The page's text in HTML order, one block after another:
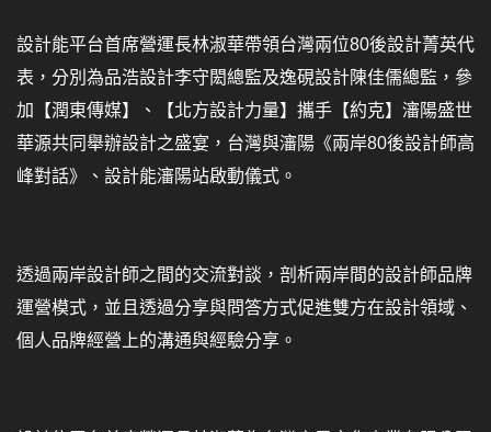
設計能平台首席營運長林淑華帶領台灣兩位80後設計菁英代
表，分別為品浩設計李守閎總監及逸硯設計陳佳儒總監，參
加【潤東傳媒】、【北方設計力量】攜手【約克】瀋陽盛世
華源共同舉辦設計之盛宴，台灣與瀋陽《兩岸80後設計師高
峰對話》、設計能瀋陽站啟動儀式。
透過兩岸設計師之間的交流對談，剖析兩岸間的設計師品牌
運營模式，並且透過分享與問答方式促進雙方在設計領域、
個人品牌經營上的溝通與經驗分享。